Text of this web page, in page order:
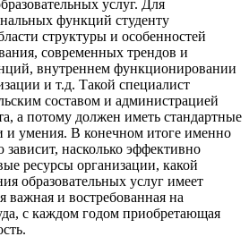
услуг. Для
функций студенту
структуры и особенностей
современных трендов и
внутреннем функционировании
и т.д. Такой специалист
составом и администрацией
а потому должен иметь стандартные
и умения. В конечном итоге именно
насколько эффективно
ресурсы организации, какой
образовательных услуг имеет
важная и востребованная на
с каждом годом приобретающая